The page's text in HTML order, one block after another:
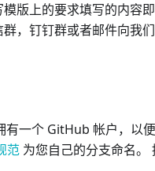
版上的要求填写的内容
，钉钉群或者邮件向我们
一个 GitHub 帐户，以
范 为您自己的分支命名。